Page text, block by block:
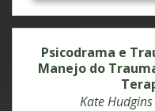
Psicodrama e
Manejo do
Kate